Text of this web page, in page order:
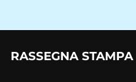
RASSEGNA STAMPA